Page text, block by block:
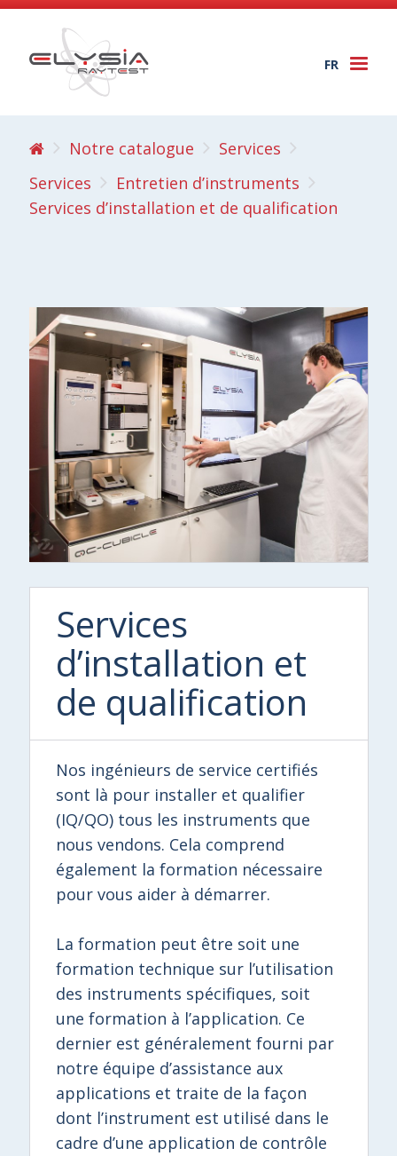
FR
Notre catalogue
Services
Services
Entretien d’instruments
Services d’installation et de qualification
Services
d’installation et
de qualification
Nos ingénieurs de service certifiés
sont là pour installer et qualifier
(IQ/QO) tous les instruments que
nous vendons. Cela comprend
également la formation nécessaire
pour vous aider à démarrer.
La formation peut être soit une
formation technique sur l’utilisation
des instruments spécifiques, soit
une formation à l’application. Ce
dernier est généralement fourni par
notre équipe d’assistance aux
applications et traite de la façon
dont l’instrument est utilisé dans le
cadre d’une application de contrôle